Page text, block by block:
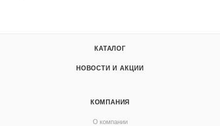
КАТАЛОГ
НОВОСТИ И АКЦИИ
КОМПАНИЯ
О компании